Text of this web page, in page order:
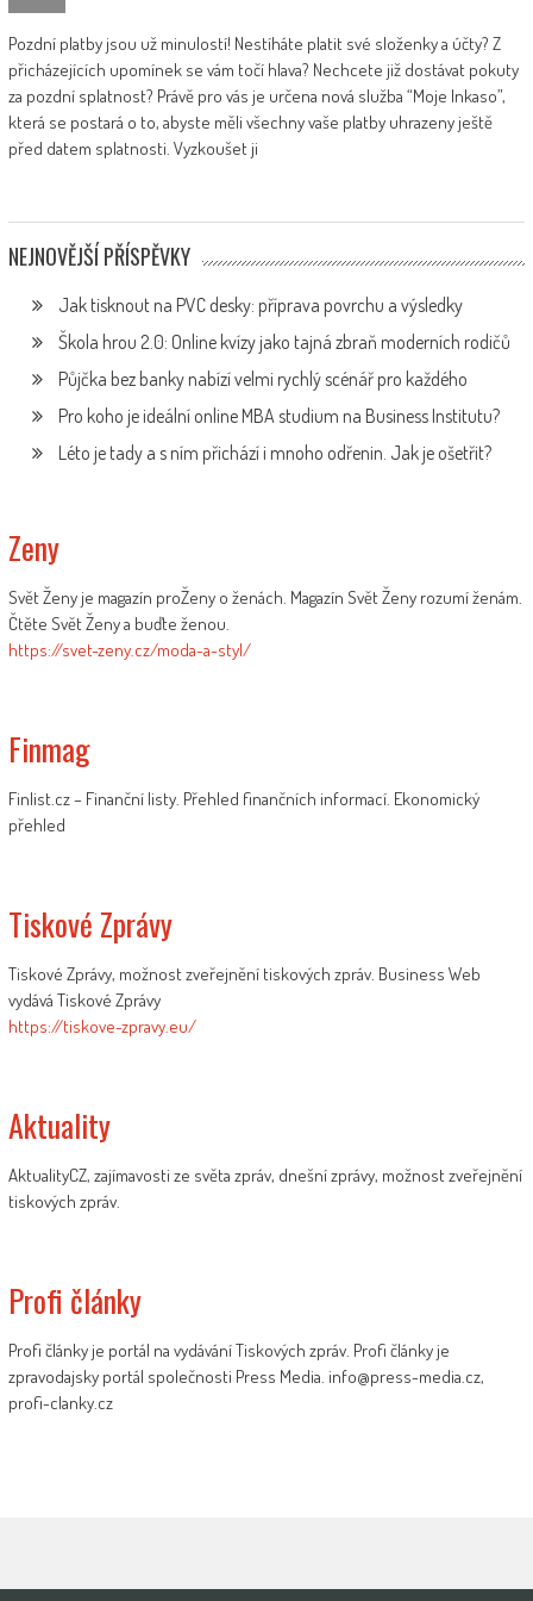
Pozdní platby jsou už minulostí! Nestíháte platit své složenky a účty? Z
přicházejících upomínek se vám točí hlava? Nechcete již dostávat pokuty
za pozdní splatnost? Právě pro vás je určena nová služba “Moje Inkaso”,
která se postará o to, abyste měli všechny vaše platby uhrazeny ještě
před datem splatnosti. Vyzkoušet ji
NEJNOVĚJŠÍ PŘÍSPĚVKY
Jak tisknout na PVC desky: příprava povrchu a výsledky
Škola hrou 2.0: Online kvízy jako tajná zbraň moderních rodičů
Půjčka bez banky nabízí velmi rychlý scénář pro každého
Pro koho je ideální online MBA studium na Business Institutu?
Léto je tady a s ním přichází i mnoho odřenin. Jak je ošetřit?
Zeny
Svět Ženy je magazín proŽeny o ženách. Magazín Svět Ženy rozumí ženám.
Čtěte Svět Ženy a buďte ženou.
https://svet-zeny.cz/moda-a-styl/
Finmag
Finlist.cz – Finanční listy. Přehled finančních informací. Ekonomický
přehled
Tiskové Zprávy
Tiskové Zprávy, možnost zveřejnění tiskových zpráv. Business Web
vydává Tiskové Zprávy
https://tiskove-zpravy.eu/
Aktuality
AktualityCZ, zajímavosti ze světa zpráv, dnešní zprávy, možnost zveřejnění
tiskových zpráv.
Profi články
Profi články je portál na vydávání Tiskových zpráv. Profi články je
zpravodajsky portál společnosti Press Media. info@press-media.cz,
profi-clanky.cz